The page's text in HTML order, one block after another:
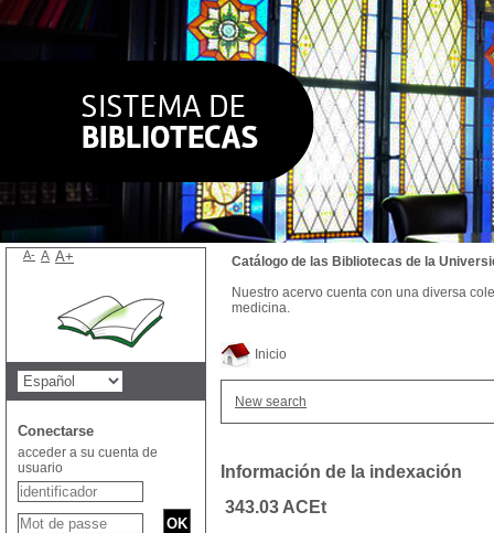
Inicio
New search
Información de la indexación
343.03 ACEt
Catálogo de las Bibliotecas de la
Nuestro acervo cuenta con una diversa
medicina.
A- A A+
Conectarse
acceder a su cuenta de
usuario